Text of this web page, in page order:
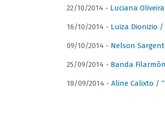
22/10/2014 - Luciana
16/10/2014 - Luiza Dionizio
09/10/2014 - Nelson
25/09/2014 - Banda
18/09/2014 - Aline Calixto /